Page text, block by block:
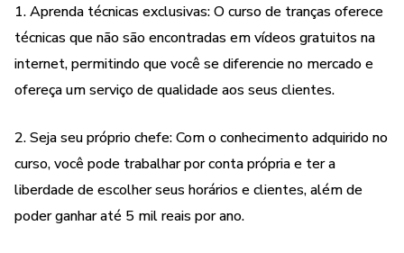
1. Aprenda técnicas exclusivas: O curso de tranças oferece
técnicas que não são encontradas em vídeos gratuitos na
internet, permitindo que você se diferencie no mercado e
ofereça um serviço de qualidade aos seus clientes.
2. Seja seu próprio chefe: Com o conhecimento adquirido no
curso, você pode trabalhar por conta própria e ter a
liberdade de escolher seus horários e clientes, além de
poder ganhar até 5 mil reais por ano.